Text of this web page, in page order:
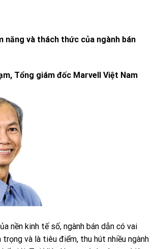
năng và thách thức của ngành bán
Tổng giám đốc Marvell Việt Nam
nền kinh tế số, ngành bán dẫn có vai
trọng và là tiêu điểm, thu hút nhiều ngành